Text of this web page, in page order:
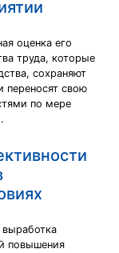
оценка его
труда, которые
сохраняют
переносят свою
по мере
повышения